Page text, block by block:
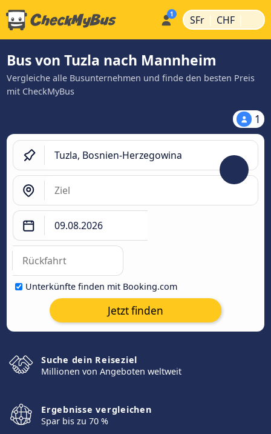
SFr | CHF |
Bus von Tuzla nach Mannheim
Vergleiche alle Busunternehmen und finde den besten Preis
mit CheckMyBus
1
Unterkünfte finden mit Booking.com
Jetzt finden
Suche dein Reiseziel
Millionen von Angeboten weltweit
Ergebnisse vergleichen
Spar bis zu 70 %